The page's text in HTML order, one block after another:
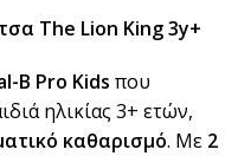
The Lion King 3y+
B Pro Kids που
ηλικίας 3+ ετών,
καθαρισμό. Με 2